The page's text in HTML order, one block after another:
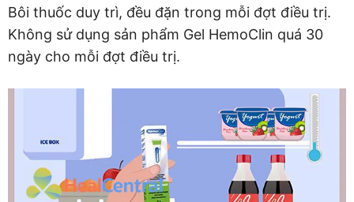
Bôi thuốc duy trì, đều đặn trong mỗi đợt điều trị.
Không sử dụng sản phẩm Gel HemoClin quá 30
ngày cho mỗi đợt điều trị.